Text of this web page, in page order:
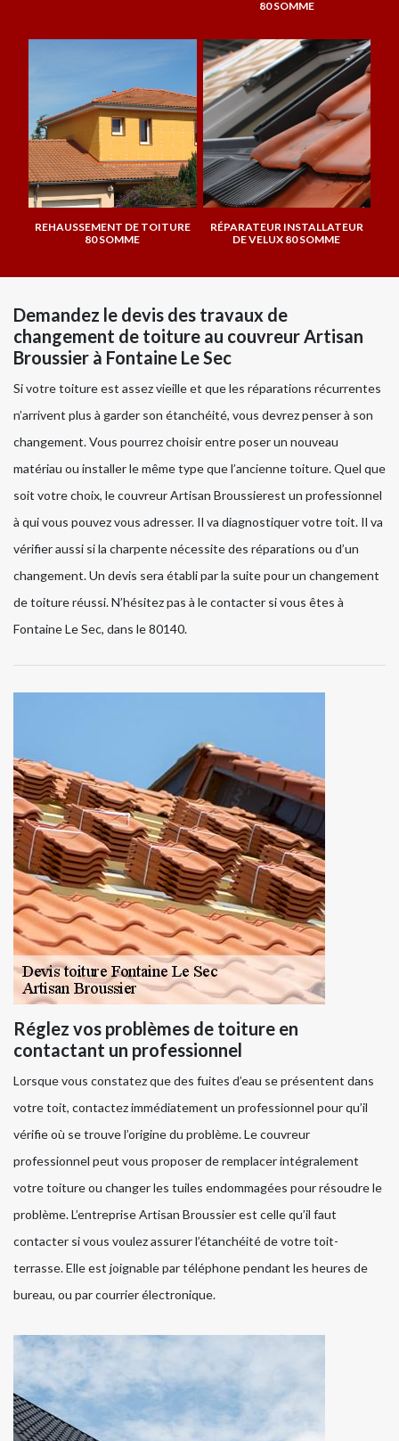
80 SOMME
REHAUSSEMENT DE TOITURE
80 SOMME
RÉPARATEUR INSTALLATEUR
DE VELUX 80 SOMME
Demandez le devis des travaux de
changement de toiture au couvreur Artisan
Broussier à Fontaine Le Sec
Si votre toiture est assez vieille et que les réparations récurrentes
n’arrivent plus à garder son étanchéité, vous devrez penser à son
changement. Vous pourrez choisir entre poser un nouveau
matériau ou installer le même type que l’ancienne toiture. Quel que
soit votre choix, le couvreur Artisan Broussierest un professionnel
à qui vous pouvez vous adresser. Il va diagnostiquer votre toit. Il va
vérifier aussi si la charpente nécessite des réparations ou d’un
changement. Un devis sera établi par la suite pour un changement
de toiture réussi. N’hésitez pas à le contacter si vous êtes à
Fontaine Le Sec, dans le 80140.
Réglez vos problèmes de toiture en
contactant un professionnel
Lorsque vous constatez que des fuites d’eau se présentent dans
votre toit, contactez immédiatement un professionnel pour qu’il
vérifie où se trouve l’origine du problème. Le couvreur
professionnel peut vous proposer de remplacer intégralement
votre toiture ou changer les tuiles endommagées pour résoudre le
problème. L’entreprise Artisan Broussier est celle qu’il faut
contacter si vous voulez assurer l’étanchéité de votre toit-
terrasse. Elle est joignable par téléphone pendant les heures de
bureau, ou par courrier électronique.